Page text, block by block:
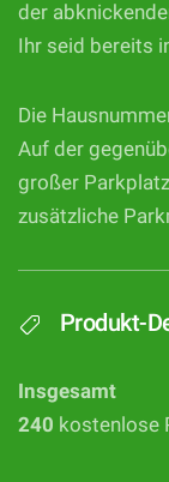
der
Ihr seid bereits
Die
Auf der
großer
zusätzliche
Produkt-
Insgesamt
240 kostenlose